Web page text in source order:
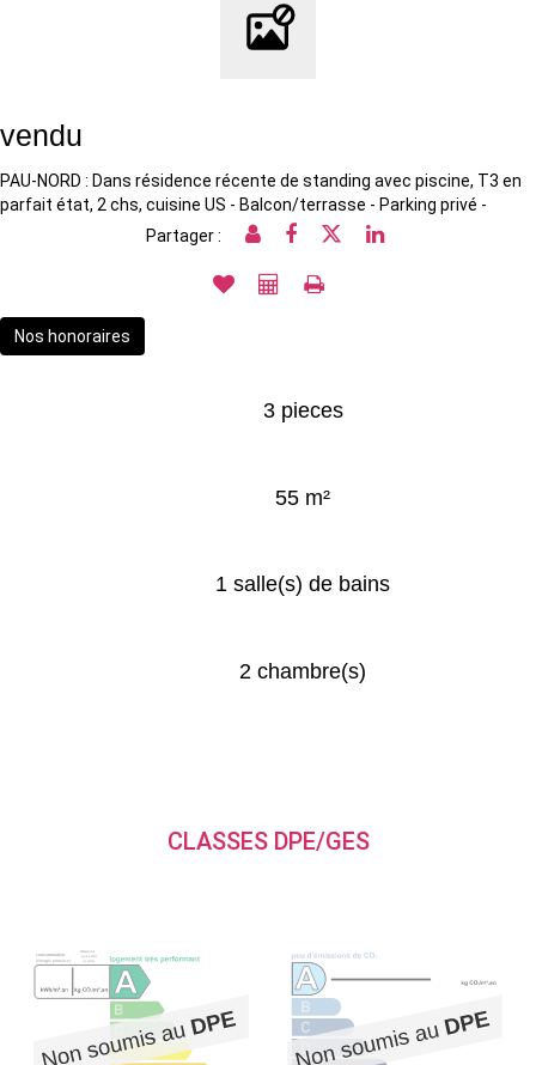
vendu
PAU-NORD : Dans résidence récente de standing avec piscine, T3 en
parfait état, 2 chs, cuisine US - Balcon/terrasse - Parking privé -
Partager :
Nos honoraires
3 pieces
55 m²
1 salle(s) de bains
2 chambre(s)
CLASSES DPE/GES